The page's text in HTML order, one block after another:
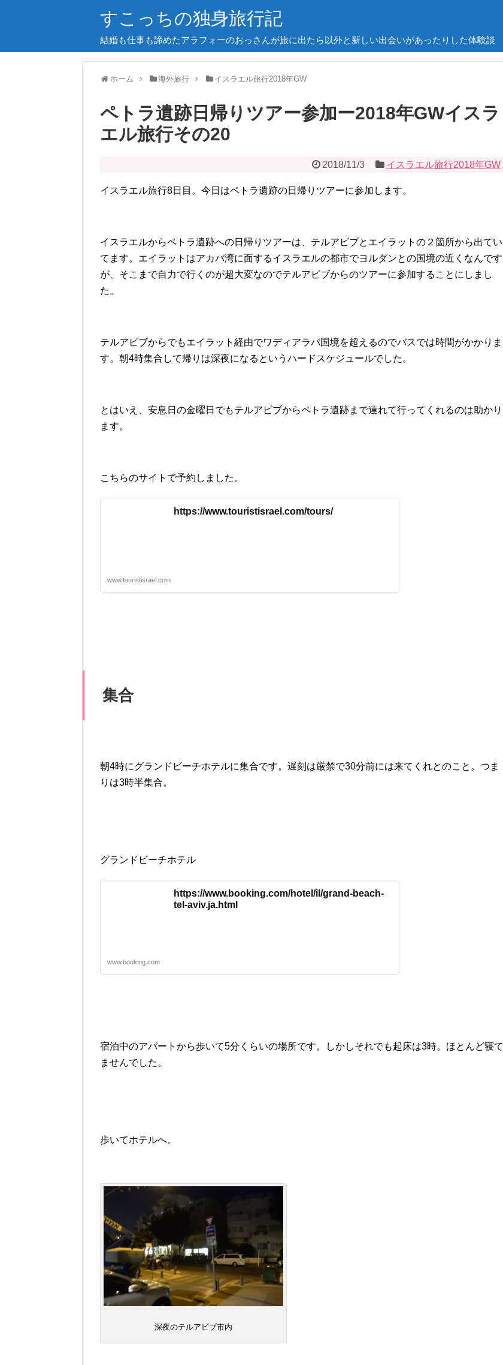
すこっちの独身旅行記
結婚も仕事も諦めたアラフォーのおっさんが旅に出たら以外と新しい出会いがあったりした体験談
ホーム 海外旅行 イスラエル旅行2018年GW
ペトラ遺跡日帰りツアー参加ー2018年GWイスラ
エル旅行その20
2018/11/3 イスラエル旅行2018年GW
イスラエル旅行8日目。今日はペトラ遺跡の日帰りツアーに参加します。
イスラエルからペトラ遺跡への日帰りツアーは、テルアビブとエイラットの２箇所から出てい
てます。エイラットはアカバ湾に面するイスラエルの都市でヨルダンとの国境の近くなんです
が、そこまで自力で行くのが超大変なのでテルアビブからのツアーに参加することにしまし
た。
テルアビブからでもエイラット経由でワディアラバ国境を超えるのでバスでは時間がかかりま
す。朝4時集合して帰りは深夜になるというハードスケジュールでした。
とはいえ、安息日の金曜日でもテルアビブからペトラ遺跡まで連れて行ってくれるのは助かり
ます。
こちらのサイトで予約しました。
https://www.touristisrael.com/tours/
www.touristisrael.com
集合
朝4時にグランドビーチホテルに集合です。遅刻は厳禁で30分前には来てくれとのこと。つま
りは3時半集合。
グランドビーチホテル
https://www.booking.com/hotel/il/grand-beach-
tel-aviv.ja.html
www.booking.com
宿泊中のアパートから歩いて5分くらいの場所です。しかしそれでも起床は3時。ほとんど寝て
ませんでした。
歩いてホテルへ。
深夜のテルアビブ市内